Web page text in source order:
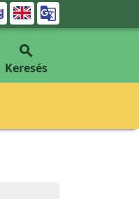


Keresés